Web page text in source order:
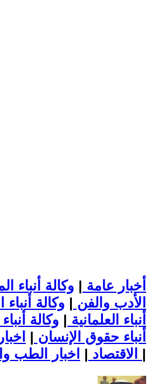
أخبار عامة | وكالة أنباء
الأدب والفن | وكالة أنباء
أنباء العلمانية | وكالة
أنباء حقوق الإنسان |
الاقتصاد | |